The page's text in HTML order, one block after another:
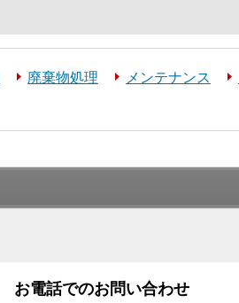
廃棄物処理 メンテナンス
お電話でのお問い合わせ